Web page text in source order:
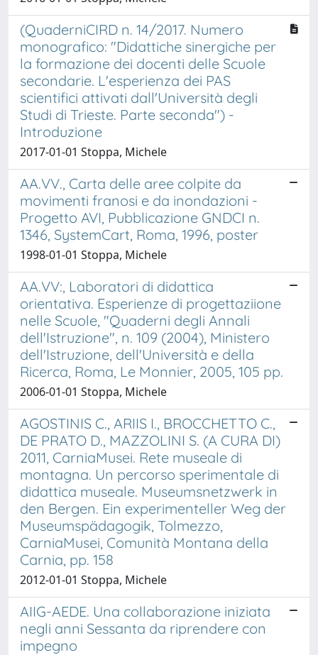
(QuaderniCIRD n. 14/2017. Numero
monografico: "Didattiche sinergiche per
la formazione dei docenti delle Scuole
secondarie. L'esperienza dei PAS
scientifici attivati dall'Università degli
Studi di Trieste. Parte seconda") -
Introduzione
2017-01-01 Stoppa, Michele
AA.VV., Carta delle aree colpite da
movimenti franosi e da inondazioni -
Progetto AVI, Pubblicazione GNDCI n.
1346, SystemCart, Roma, 1996, poster
1998-01-01 Stoppa, Michele
AA.VV:, Laboratori di didattica
orientativa. Esperienze di progettaziione
nelle Scuole, "Quaderni degli Annali
dell'Istruzione", n. 109 (2004), Ministero
dell'Istruzione, dell'Università e della
Ricerca, Roma, Le Monnier, 2005, 105 pp.
2006-01-01 Stoppa, Michele
AGOSTINIS C., ARIIS I., BROCCHETTO C.,
DE PRATO D., MAZZOLINI S. (A CURA DI)
2011, CarniaMusei. Rete museale di
montagna. Un percorso sperimentale di
didattica museale. Museumsnetzwerk in
den Bergen. Ein experimenteller Weg der
Museumspädagogik, Tolmezzo,
CarniaMusei, Comunità Montana della
Carnia, pp. 158
2012-01-01 Stoppa, Michele
AIIG-AEDE. Una collaborazione iniziata
negli anni Sessanta da riprendere con
impegno